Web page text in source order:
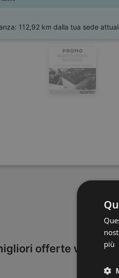
112,92 km dalla tua sede
offerte vicino apiù